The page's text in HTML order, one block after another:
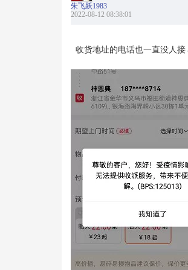
朱飞跃1983
2022-08-12 08:38:01
收货地址的电话也一直没人